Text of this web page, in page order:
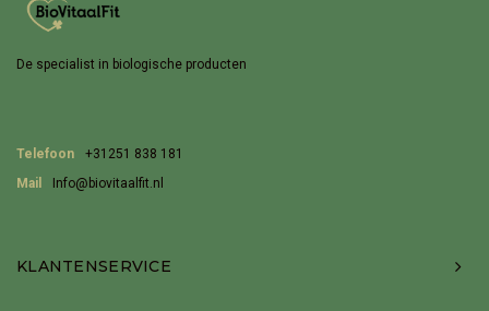
De specialist in biologische producten
Telefoon
+31251 838 181
Mail
Info@biovitaalfit.nl
KLANTENSERVICE